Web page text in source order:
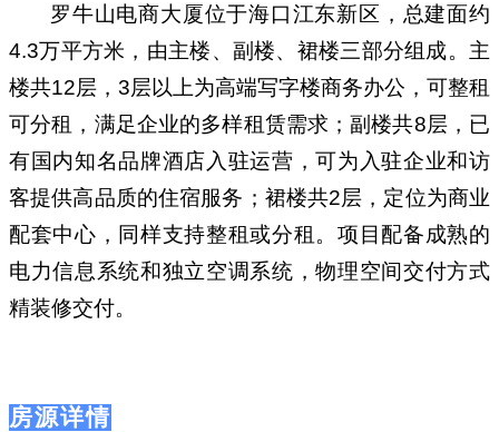
罗牛山电商大厦位于海口江东新区，总建面约
4.3万平方米，由主楼、副楼、裙楼三部分组成。主
楼共12层，3层以上为高端写字楼商务办公，可整租
可分租，满足企业的多样租赁需求；副楼共8层，已
有国内知名品牌酒店入驻运营，可为入驻企业和访
客提供高品质的住宿服务；裙楼共2层，定位为商业
配套中心，同样支持整租或分租。项目配备成熟的
电力信息系统和独立空调系统，物理空间交付方式
精装修交付。
房源详情